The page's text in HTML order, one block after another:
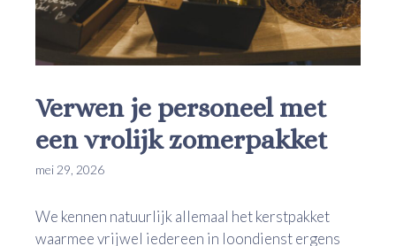
Verwen je personeel met
een vrolijk zomerpakket
mei 29, 2026
We kennen natuurlijk allemaal het kerstpakket
waarmee vrijwel iedereen in loondienst ergens